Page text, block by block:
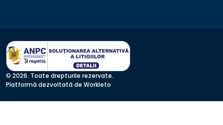
© 2026. Toate drepturile rezervate.
Platformă dezvoltată de Workleto